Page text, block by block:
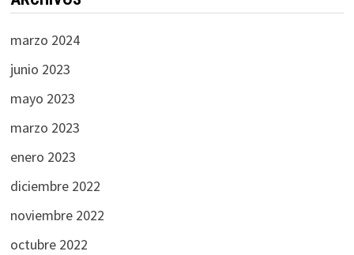
marzo 2024
junio 2023
mayo 2023
marzo 2023
enero 2023
diciembre 2022
noviembre 2022
octubre 2022